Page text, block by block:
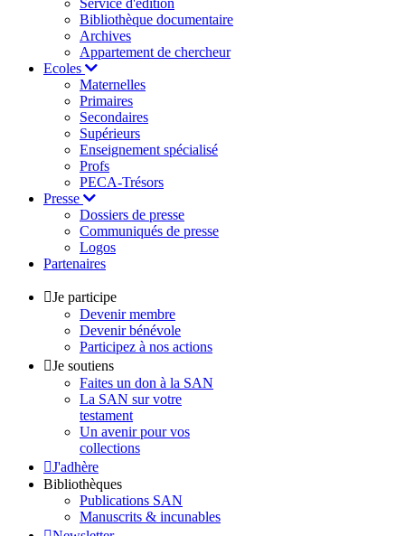
Service d'édition
Bibliothèque documentaire
Archives
Appartement de chercheur
Ecoles
Maternelles
Primaires
Secondaires
Supérieurs
Enseignement spécialisé
Profs
PECA-Trésors
Presse
Dossiers de presse
Communiqués de presse
Logos
Partenaires
Je participe
Devenir membre
Devenir bénévole
Participez à nos actions
Je soutiens
Faites un don à la SAN
La SAN sur votre
testament
Un avenir pour vos
collections
J'adhère
Bibliothèques
Publications SAN
Manuscrits & incunables